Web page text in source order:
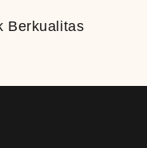
Berkualitas